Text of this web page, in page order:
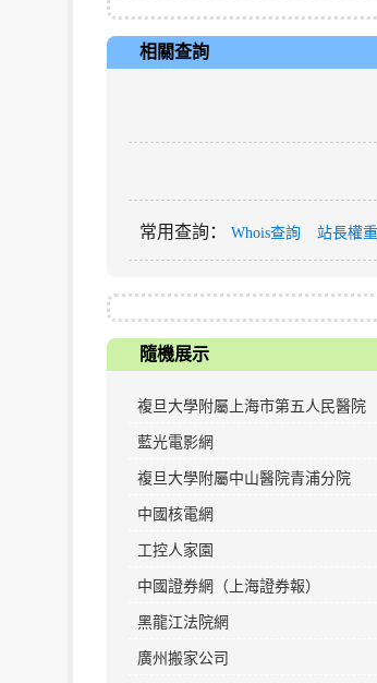
相關查詢
常用查詢 ： Whois查詢 站長權重
隨機展示
複旦大學附屬上海市第五人民醫院
藍光電影網
複旦大學附屬中山醫院青浦分院
中國核電網
工控人家園
中國證券網（上海證券報）
黑龍江法院網
廣州搬家公司